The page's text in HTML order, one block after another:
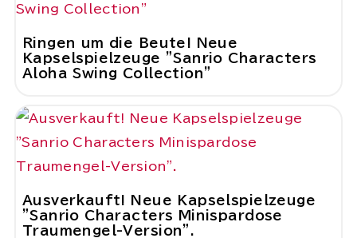
Ringen um die Beute! Neue
Kapselspielzeuge "Sanrio Characters
Aloha Swing Collection"
Ausverkauft! Neue Kapselspielzeuge
"Sanrio Characters Minispardose
Traumengel-Version".